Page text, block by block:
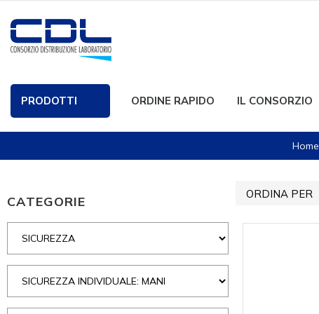
PRODOTTI ORDINE RAPIDO IL CONSORZIO
Home
CATEGORIE ORDINA PER